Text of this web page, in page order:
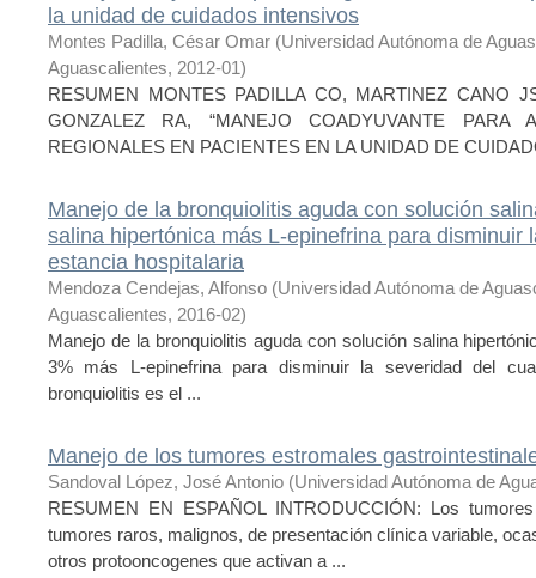
la unidad de cuidados intensivos
Montes Padilla, César Omar (Universidad Autónoma de
Aguascalientes, 2012-01)
RESUMEN MONTES PADILLA CO, MARTINEZ CANO
GONZALEZ RA, “MANEJO COADYUVANTE PARA
REGIONALES EN PACIENTES EN LA UNIDAD DE
Manejo de la bronquiolitis aguda con solución
salina hipertónica más L-epinefrina para disminuir
estancia hospitalaria
Mendoza Cendejas, Alfonso (Universidad Autónoma de
Aguascalientes, 2016-02)
Manejo de la bronquiolitis aguda con solución salina
3% más L-epinefrina para disminuir la severidad del
bronquiolitis es el ...
Manejo de los tumores estromales
Sandoval López, José Antonio (Universidad Autónoma de
RESUMEN EN ESPAÑOL INTRODUCCIÓN: Los
tumores raros, malignos, de presentación clínica variable,
otros protooncogenes que activan a ...